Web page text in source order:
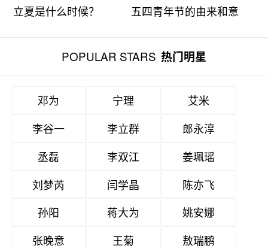
漫谈
立夏是什么时候？
漫谈
五四青年节的由来和意
POPULAR STARS 热门明星
邓为 宁理
艾米
李谷一
李立群
郎永淳
丞磊
李双江
姜珮瑶
刘梦芮
闫学晶
陈亦飞
孙阳
蒋大为
姚安娜
张晚意
王菊
敖瑞鹏